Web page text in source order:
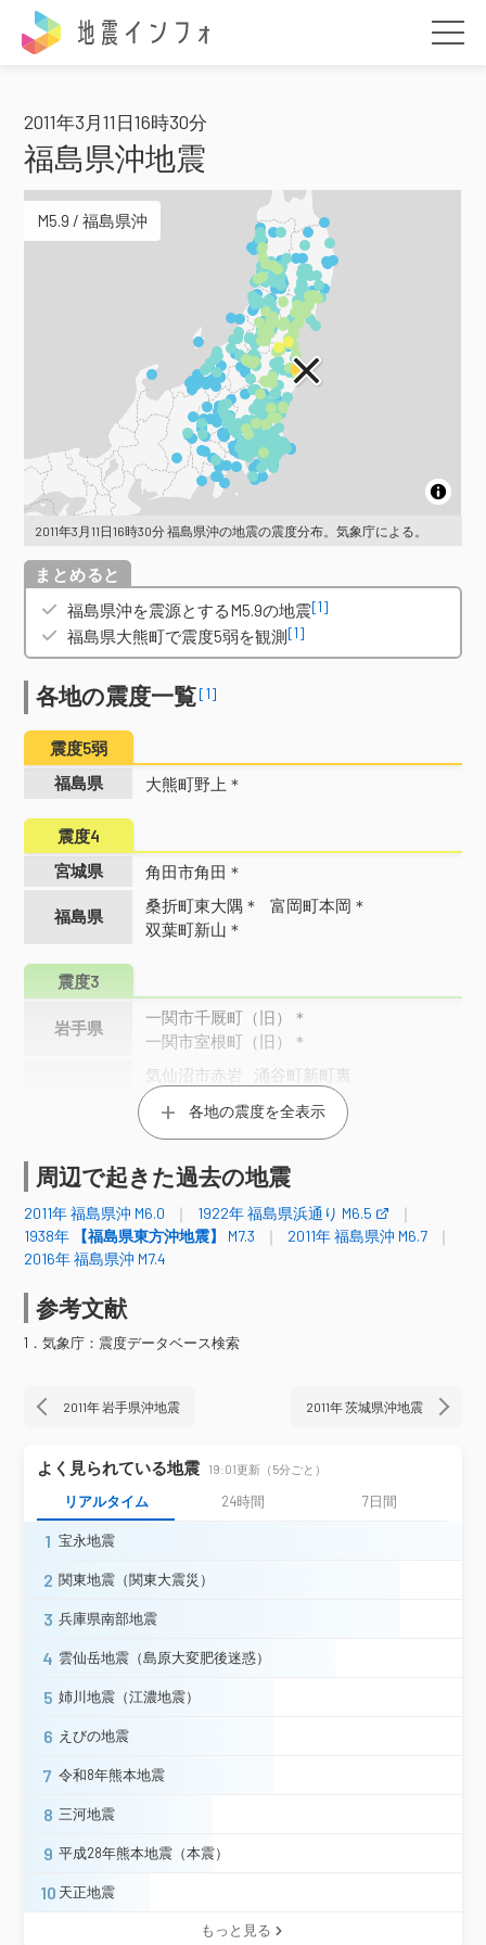
2011年3月11日16時30分
福島県沖地震
M5.9 / 福島県沖
2011年3月11日16時30分 福島県沖の地震の震度分布。気象庁による。
概要
福島県沖を震源とするM5.9の地震[1]
福島県大熊町で震度5弱を観測[1]
各地の震度一覧[1]
震度5弱
福島県
大熊町野上＊
震度4
宮城県
角田市角田＊
福島県
桑折町東大隅＊
富岡町本岡＊
双葉町新山＊
震度3
岩手県
一関市千厩町（旧）＊
一関市室根町（旧）＊
宮城県
気仙沼市赤岩
涌谷町新町裏
栗原市築館（旧）＊
登米市中田町
登米市東和町＊ 登米市豊里町＊
大崎市古川三日町 大崎市鳴子（旧）＊
大崎市古川北町＊ 仙台空港
柴田町船岡
丸森町鳥屋＊
亘理町下小路＊ 仙台青葉区大倉
仙台青葉区作並＊
仙台宮城野区五輪
塩竈市旭町＊
秋田県
由利本荘市前郷（旧）＊
大蔵村肘折＊
上山市河崎＊
中山町長崎＊ 河北町谷地
河北町役場（旧）＊
西川町大井沢＊
南陽市三間通＊
白鷹町荒砥（旧）＊
白河市新白河＊
鏡石町不時沼＊
福島伊達市保原町＊
南相馬市鹿島区西町＊
会津美里町新鶴庁舎＊
常陸大宮市野口（旧）＊
各地の震度を全表示
周辺で起きた過去の地震
2011年 福島県沖 M6.0
1922年 福島県浜通り M6.5
1938年
【福島県東方沖地震】 M7.3
2011年 福島県沖 M6.7
2016年 福島県沖 M7.4
参考文献
1．気象庁：震度データベース検索
2011年 岩手県沖地震 2011年 茨城県沖地震
よく見られている地震 19:01更新（5分ごと）
リアルタイム 24時間 7日間
1 宝永地震
2 関東地震（関東大震災）
3 兵庫県南部地震
4 雲仙岳地震（島原大変肥後迷惑）
5 姉川地震（江濃地震）
6 えびの地震
7 令和8年熊本地震
8 三河地震
9 平成28年熊本地震（本震）
10 天正地震
もっと見る